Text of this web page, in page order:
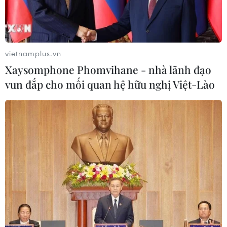
Philippines ngừng diễn tập quân sự
chung với Mỹ sau khi chấm dứt VFA
13/02/2020 14:50
Tuyên bố của Bộ trưởng Quốc phòng Philippines nêu rõ:
“Một khi quyết định chấm dứt được thực hiện, chúng tôi
vietnamplus.vn
Xaysomphone Phomvihane - nhà lãnh đạo
vun đắp cho mối quan hệ hữu nghị Việt-Lào